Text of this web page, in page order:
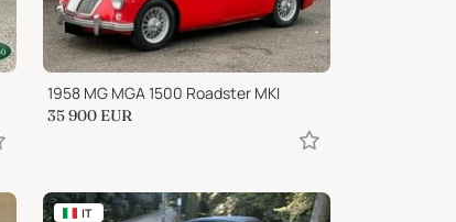
1958 MG MGA 1500 Roadster MKI
35 900 EUR
IT